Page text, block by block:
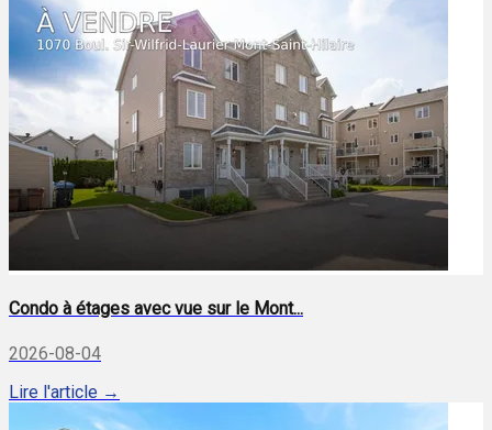
Condo à étages avec vue sur le Mont...
2026-08-04
Lire l'article →